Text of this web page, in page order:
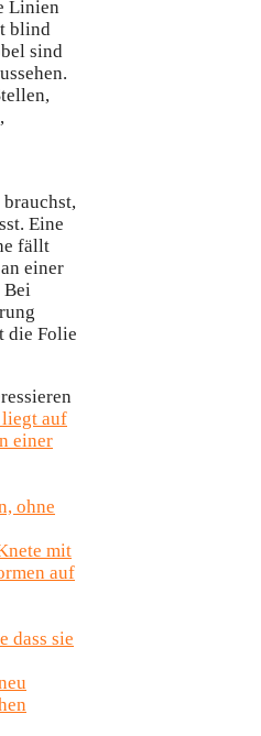
Linien
blind
sind
Eine
fällt
einer
die Folie
ohne
dass sie